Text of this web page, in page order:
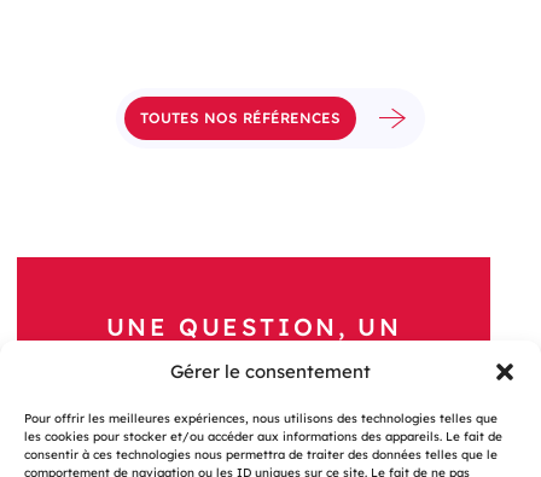
Gérer le consentement
Pour offrir les meilleures expériences, nous utilisons des technologies telles que
les cookies pour stocker et/ou accéder aux informations des appareils. Le fait de
consentir à ces technologies nous permettra de traiter des données telles que le
comportement de navigation ou les ID uniques sur ce site. Le fait de ne pas
TOUTES NOS RÉFÉRENCES
UNE QUESTION, UN
PROJET ?
Nous Contacter